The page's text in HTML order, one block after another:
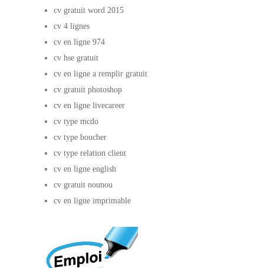
cv gratuit word 2015
cv 4 lignes
cv en ligne 974
cv hse gratuit
cv en ligne a remplir gratuit
cv gratuit photoshop
cv en ligne livecareer
cv type mcdo
cv type boucher
cv type relation client
cv en ligne english
cv gratuit nounou
cv en ligne imprimable